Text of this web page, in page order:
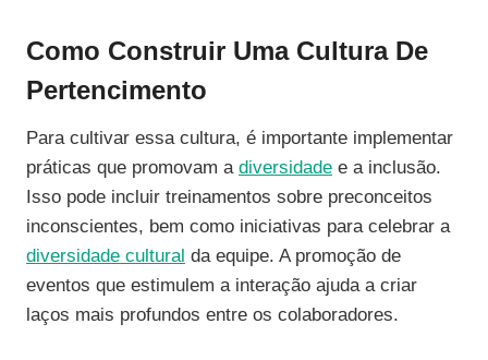
Como Construir Uma Cultura De
Pertencimento
Para cultivar essa cultura, é importante implementar
práticas que promovam a diversidade e a inclusão.
Isso pode incluir treinamentos sobre preconceitos
inconscientes, bem como iniciativas para celebrar a
diversidade cultural da equipe. A promoção de
eventos que estimulem a interação ajuda a criar
laços mais profundos entre os colaboradores.